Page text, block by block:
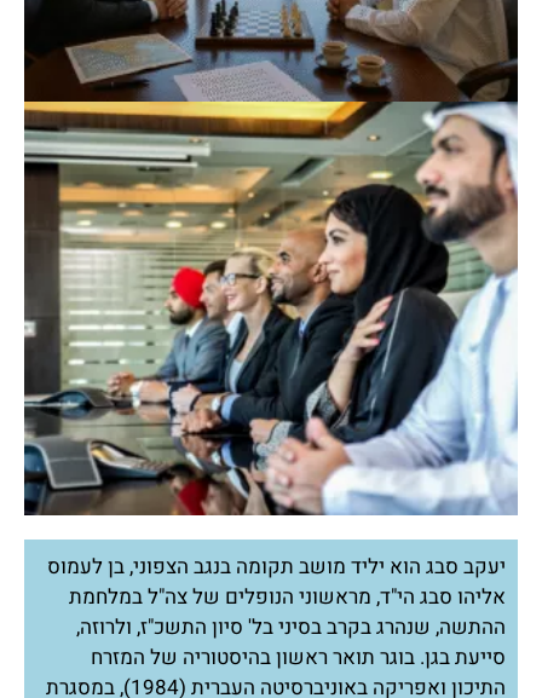
יעקב סבג הוא יליד מושב תקומה בנגב הצפוני, בן לעמוס
אליהו סבג הי"ד, מראשוני הנופלים של צה"ל במלחמת
ההתשה, שנהרג בקרב בסיני בל' סיון התשכ"ז, ולרוזה,
סייעת בגן. בוגר תואר ראשון בהיסטוריה של המזרח
התיכון ואפריקה באוניברסיטה העברית (1984), במסגרת